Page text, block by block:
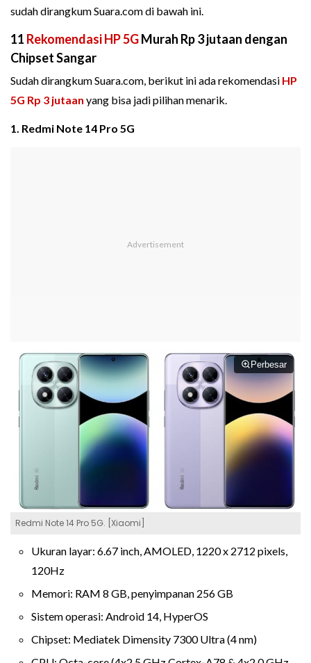
sudah dirangkum Suara.com di bawah ini.
11 Rekomendasi HP 5GMurah Rp 3 jutaan dengan
Chipset Sangar
Sudah dirangkum Suara.com, berikut ini ada rekomendasi HP
5G Rp 3 jutaan yang bisa jadi pilihan menarik.
1. Redmi Note 14 Pro 5G
Perbesar
Redmi Note 14 Pro 5G. [Xiaomi]
Ukuran layar: 6.67 inch, AMOLED, 1220 x 2712 pixels,
120Hz
Memori: RAM 8 GB, penyimpanan 256 GB
Sistem operasi: Android 14, HyperOS
Chipset: Mediatek Dimensity 7300 Ultra (4 nm)